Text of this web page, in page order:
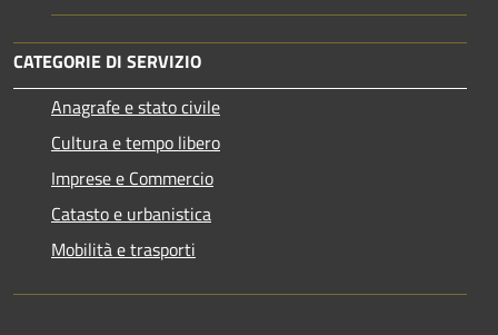
CATEGORIE DI SERVIZIO
Anagrafe e stato civile
Cultura e tempo libero
Imprese e Commercio
Catasto e urbanistica
Mobilità e trasporti